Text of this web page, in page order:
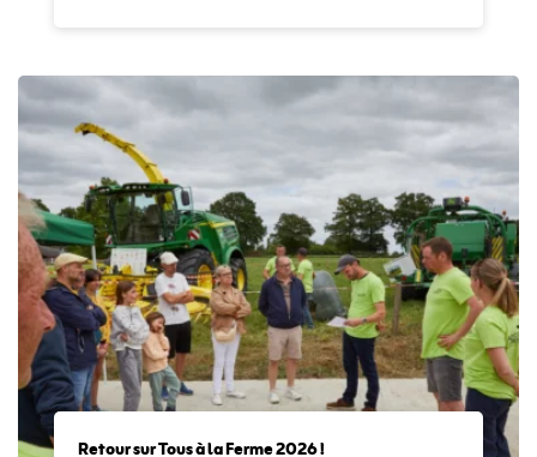
Retour sur Tous à la Ferme 2026 !